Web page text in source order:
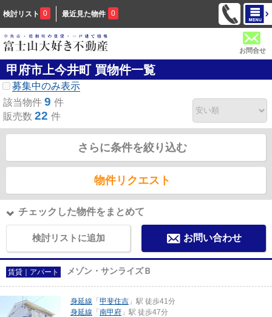
検討リスト 0 最近見た物件 0
お問合せ
甲府市上今井町 買物件一覧
募集中のみ表示
該当物件 9 件
販売数 22 件
さらに条件を絞り込む
物件リクエスト
チェックした物件をまとめて
検討リストに追加 お問い合わせ
賃貸｜アパート メゾン・サンライズＢ
身延線 「 甲斐住吉 」駅 徒歩41分
身延線 「 南甲府 」駅 徒歩47分